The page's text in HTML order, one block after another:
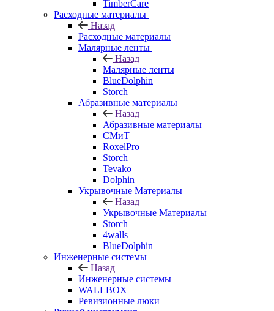
TimberCare
Расходные материалы
Назад
Расходные материалы
Малярные ленты
Назад
Малярные ленты
BlueDolphin
Storch
Абразивные материалы
Назад
Абразивные материалы
СМиТ
RoxelPro
Storch
Tevako
Dolphin
Укрывочные Материалы
Назад
Укрывочные Материалы
Storch
4walls
BlueDolphin
Инженерные системы
Назад
Инженерные системы
WALLBOX
Ревизионные люки